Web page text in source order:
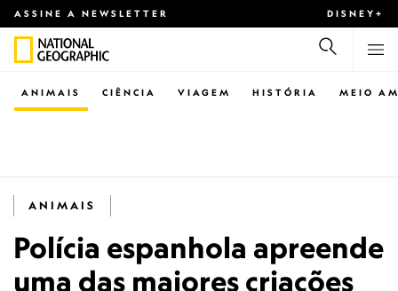
ASSINE A NEWSLETTER DISNEY+
CIÊNCIA VIAGEM
ANIMAIS HISTÓRIA MEIO
ANIMAIS
Polícia espanhola apreende
uma das maiores criações